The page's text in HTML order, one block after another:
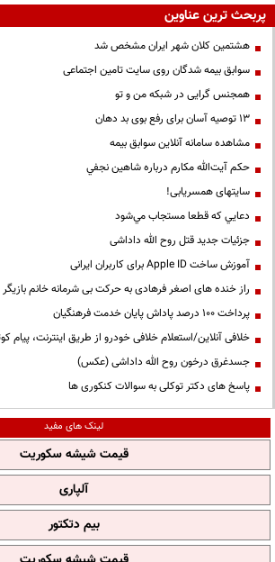
پربحث ترین عناوین
هشتمین کلان شهر ایران مشخص شد
سوابق بیمه شدگان روی سایت تامین اجتماعی
همجنس گرایی در شبکه من و تو
13 توصیه آسان برای رفع بوی بد دهان
مشاهده سامانه آنلاين سوابق بیمه
حكم آيت‌الله مكارم درباره شاهين نجفي
سایتهای همسریابی!
دعايي كه قطعا مستجاب مي‌شود
جزئیات جدید قتل روح الله داداشی
آموزش ساخت Apple ID برای کاربران ایرانی
راز خنده های اصغر فرهادی به حرکت بی شرمانه خانم
پرداخت ۱۰۰ درصد پاداش پایان خدمت فرهنگیان
خلافی آنلاین/استعلام خلافی خودرو از طریق اینترنت، پیام
جسدغرق درخون روح الله داداشی (عکس)
پاسخ های دکتر توکلی به سوالات کنکوری ها
لینک های مفید
قیمت شیشه سکوریت
آلپاری
بیم دتکتور